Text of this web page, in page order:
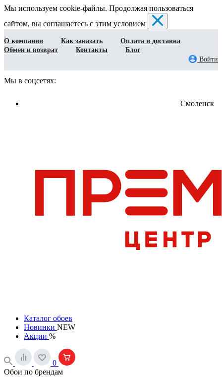
Мы используем cookie-файлы. Продолжая пользоваться
сайтом, вы соглашаетесь с этим условием
О компании Как заказать
Оплата и доставка
Обмен и возврат
Контакты
Блог
Войти
Мы в соцсетях:
Смоленск
Каталог обоев
Новинки NEW
Акции %
0
Обои по брендам